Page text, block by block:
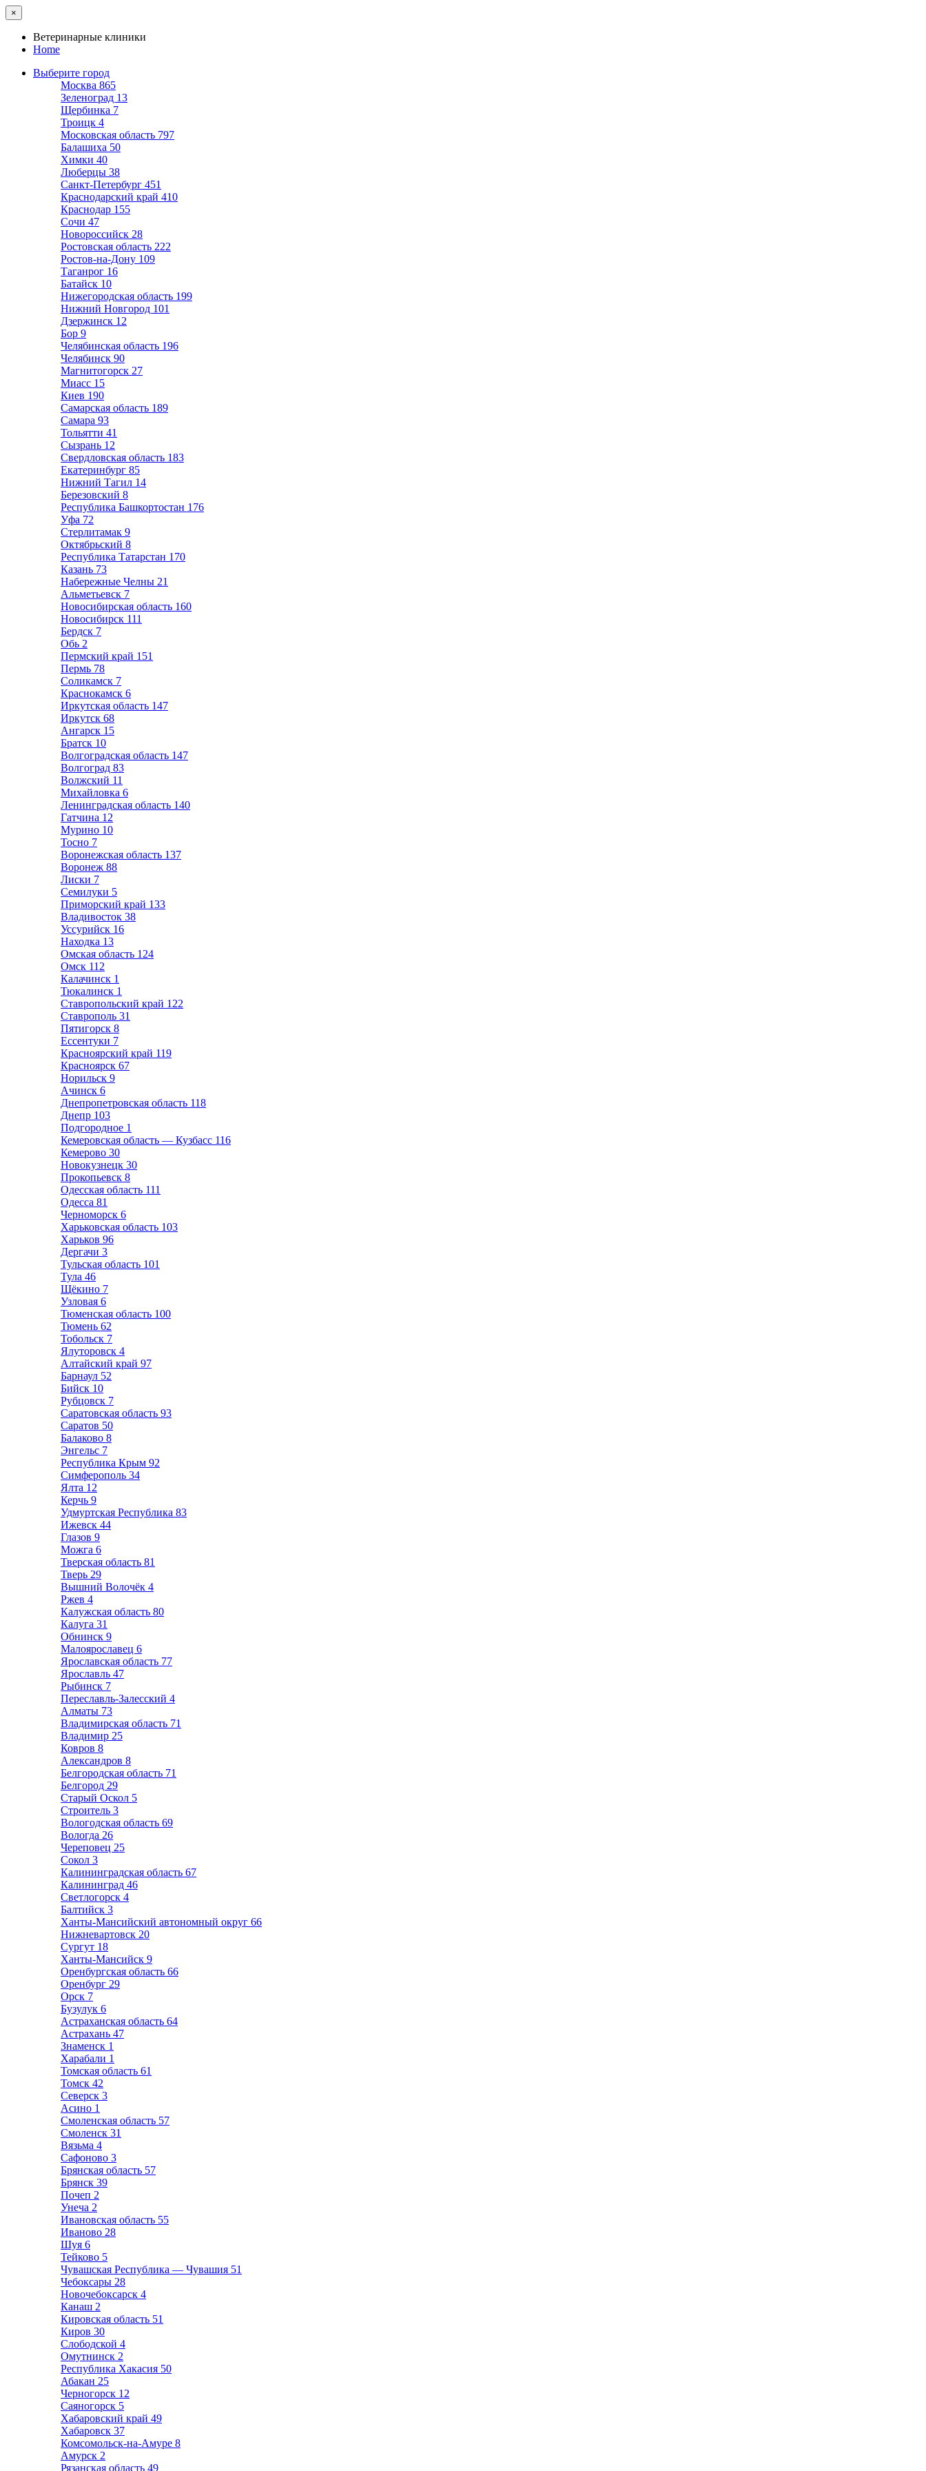
×
Ветеринарные клиники
Home
Выберите город
Москва 865
Зеленоград 13
Щербинка 7
Троицк 4
Московская область 797
Балашиха 50
Химки 40
Люберцы 38
Санкт-Петербург 451
Краснодарский край 410
Краснодар 155
Сочи 47
Новороссийск 28
Ростовская область 222
Ростов-на-Дону 109
Таганрог 16
Батайск 10
Нижегородская область 199
Нижний Новгород 101
Дзержинск 12
Бор 9
Челябинская область 196
Челябинск 90
Магнитогорск 27
Миасс 15
Киев 190
Самарская область 189
Самара 93
Тольятти 41
Сызрань 12
Свердловская область 183
Екатеринбург 85
Нижний Тагил 14
Березовский 8
Республика Башкортостан 176
Уфа 72
Стерлитамак 9
Октябрьский 8
Республика Татарстан 170
Казань 73
Набережные Челны 21
Альметьевск 7
Новосибирская область 160
Новосибирск 111
Бердск 7
Обь 2
Пермский край 151
Пермь 78
Соликамск 7
Краснокамск 6
Иркутская область 147
Иркутск 68
Ангарск 15
Братск 10
Волгоградская область 147
Волгоград 83
Волжский 11
Михайловка 6
Ленинградская область 140
Гатчина 12
Мурино 10
Тосно 7
Воронежская область 137
Воронеж 88
Лиски 7
Семилуки 5
Приморский край 133
Владивосток 38
Уссурийск 16
Находка 13
Омская область 124
Омск 112
Калачинск 1
Тюкалинск 1
Ставропольский край 122
Ставрополь 31
Пятигорск 8
Ессентуки 7
Красноярский край 119
Красноярск 67
Норильск 9
Ачинск 6
Днепропетровская область 118
Днепр 103
Подгородное 1
Кемеровская область — Кузбасс 116
Кемерово 30
Новокузнецк 30
Прокопьевск 8
Одесская область 111
Одесса 81
Черноморск 6
Харьковская область 103
Харьков 96
Дергачи 3
Тульская область 101
Тула 46
Щёкино 7
Узловая 6
Тюменская область 100
Тюмень 62
Тобольск 7
Ялуторовск 4
Алтайский край 97
Барнаул 52
Бийск 10
Рубцовск 7
Саратовская область 93
Саратов 50
Балаково 8
Энгельс 7
Республика Крым 92
Симферополь 34
Ялта 12
Керчь 9
Удмуртская Республика 83
Ижевск 44
Глазов 9
Можга 6
Тверская область 81
Тверь 29
Вышний Волочёк 4
Ржев 4
Калужская область 80
Калуга 31
Обнинск 9
Малоярославец 6
Ярославская область 77
Ярославль 47
Рыбинск 7
Переславль-Залесский 4
Алматы 73
Владимирская область 71
Владимир 25
Ковров 8
Александров 8
Белгородская область 71
Белгород 29
Старый Оскол 5
Строитель 3
Вологодская область 69
Вологда 26
Череповец 25
Сокол 3
Калининградская область 67
Калининград 46
Светлогорск 4
Балтийск 3
Ханты-Мансийский автономный округ 66
Нижневартовск 20
Сургут 18
Ханты-Мансийск 9
Оренбургская область 66
Оренбург 29
Орск 7
Бузулук 6
Астраханская область 64
Астрахань 47
Знаменск 1
Харабали 1
Томская область 61
Томск 42
Северск 3
Асино 1
Смоленская область 57
Смоленск 31
Вязьма 4
Сафоново 3
Брянская область 57
Брянск 39
Почеп 2
Унеча 2
Ивановская область 55
Иваново 28
Шуя 6
Тейково 5
Чувашская Республика — Чувашия 51
Чебоксары 28
Новочебоксарск 4
Канаш 2
Кировская область 51
Киров 30
Слободской 4
Омутнинск 2
Республика Хакасия 50
Абакан 25
Черногорск 12
Саяногорск 5
Хабаровский край 49
Хабаровск 37
Комсомольск-на-Амуре 8
Амурск 2
Рязанская область 49